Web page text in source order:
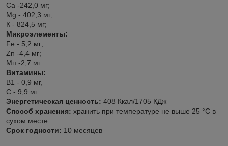
Са -242,0 мг;
Mg - 402,3 мг;
К - 824,5 мг;
Микроэлементы:
Fe - 5,2 мг;
Zn -4,4 мг;
Мп -2,7 мг
Витамины:
В1 - 0,9 мг,
С - 9,9 мг
Энергетическая ценность: 408 Ккал/1705 КДж
Способ хранения: хранить при температуре не выше 25 °С в
сухом месте
Срок годности: 10 месяцев